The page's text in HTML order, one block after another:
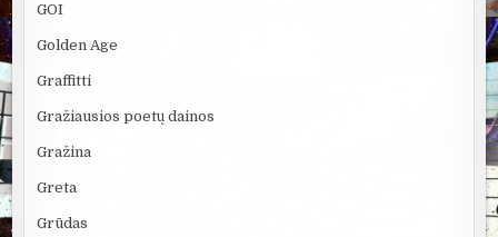
GOI
Golden Age
Graffitti
Gražiausios poetų dainos
Gražina
Greta
Grūdas